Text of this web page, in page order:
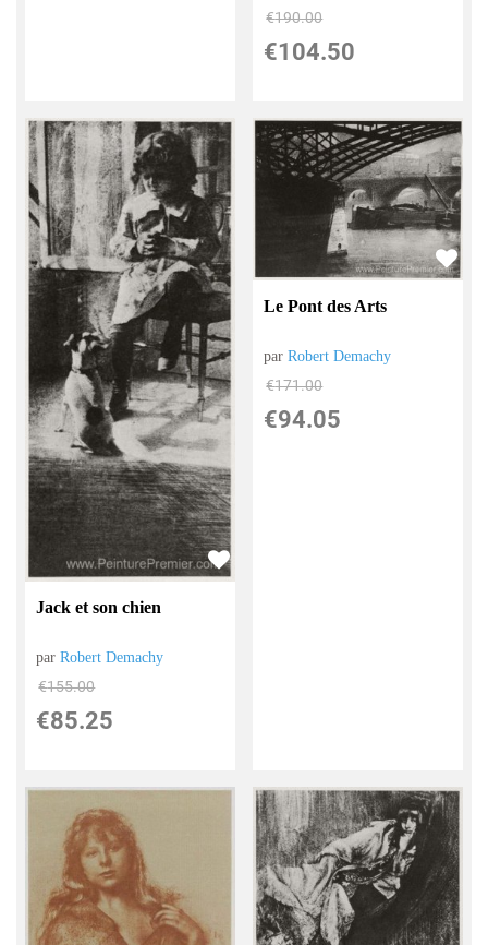
€190.00
€104.50
Jack et son chien
parRobert Demachy
€155.00
€85.25
Le Pont des Arts
parRobert Demachy
€171.00
€94.05